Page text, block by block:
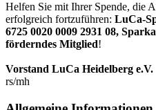
Helfen Sie mit Ihrer Spende, die
erfolgreich fortzuführen: LuCa-
6725 0020 0009 2931 08,
förderndes Mitglied!
Vorstand LuCa Heidelberg e.V.
rs/mh